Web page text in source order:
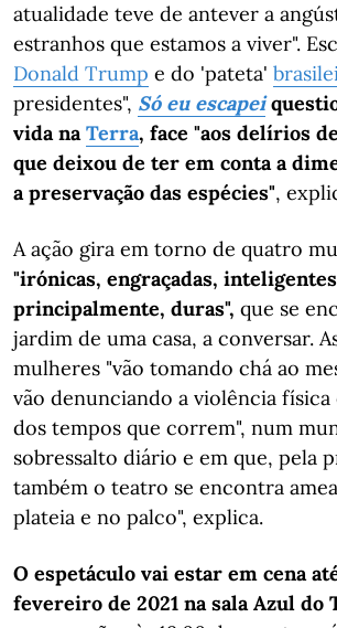
atualidade teve de antever a
estranhos que estamos a viver".
Donald Trump e do 'pateta'
presidentes", Só eu escapei
vida naTerra, face "aos delírios
que deixou de ter em conta a
a preservação das espécies",
A ação gira em torno de quatro
"irónicas, engraçadas,
principalmente, duras", que se
jardim de uma casa, a conversar.
mulheres "vão tomando chá ao
vão denunciando a violência
dos tempos que correm", num
sobressalto diário e em que, pela
também o teatro se encontra
plateia e no palco", explica.
O espetáculo vai estar em cena
fevereiro de 2021 na sala Azul do